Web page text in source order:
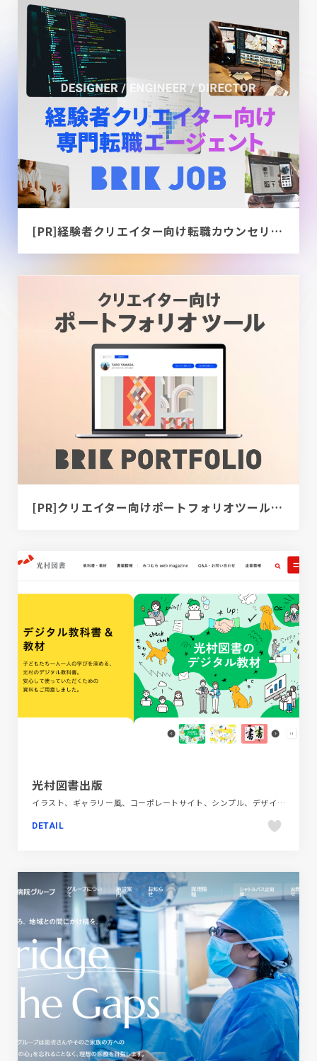
[PR]経験者クリエイター向け転職カウンセリング｜デザイナー / ディレクター / エンジニア
[PR]クリエイター向けポートフォリオツール｜BRIK PORTFOLIO
光村図書出版
イラスト、ギャラリー風、コーポレートサイト、シンプル、デザイン・アート・音楽・文芸、ホワイト系
DETAIL